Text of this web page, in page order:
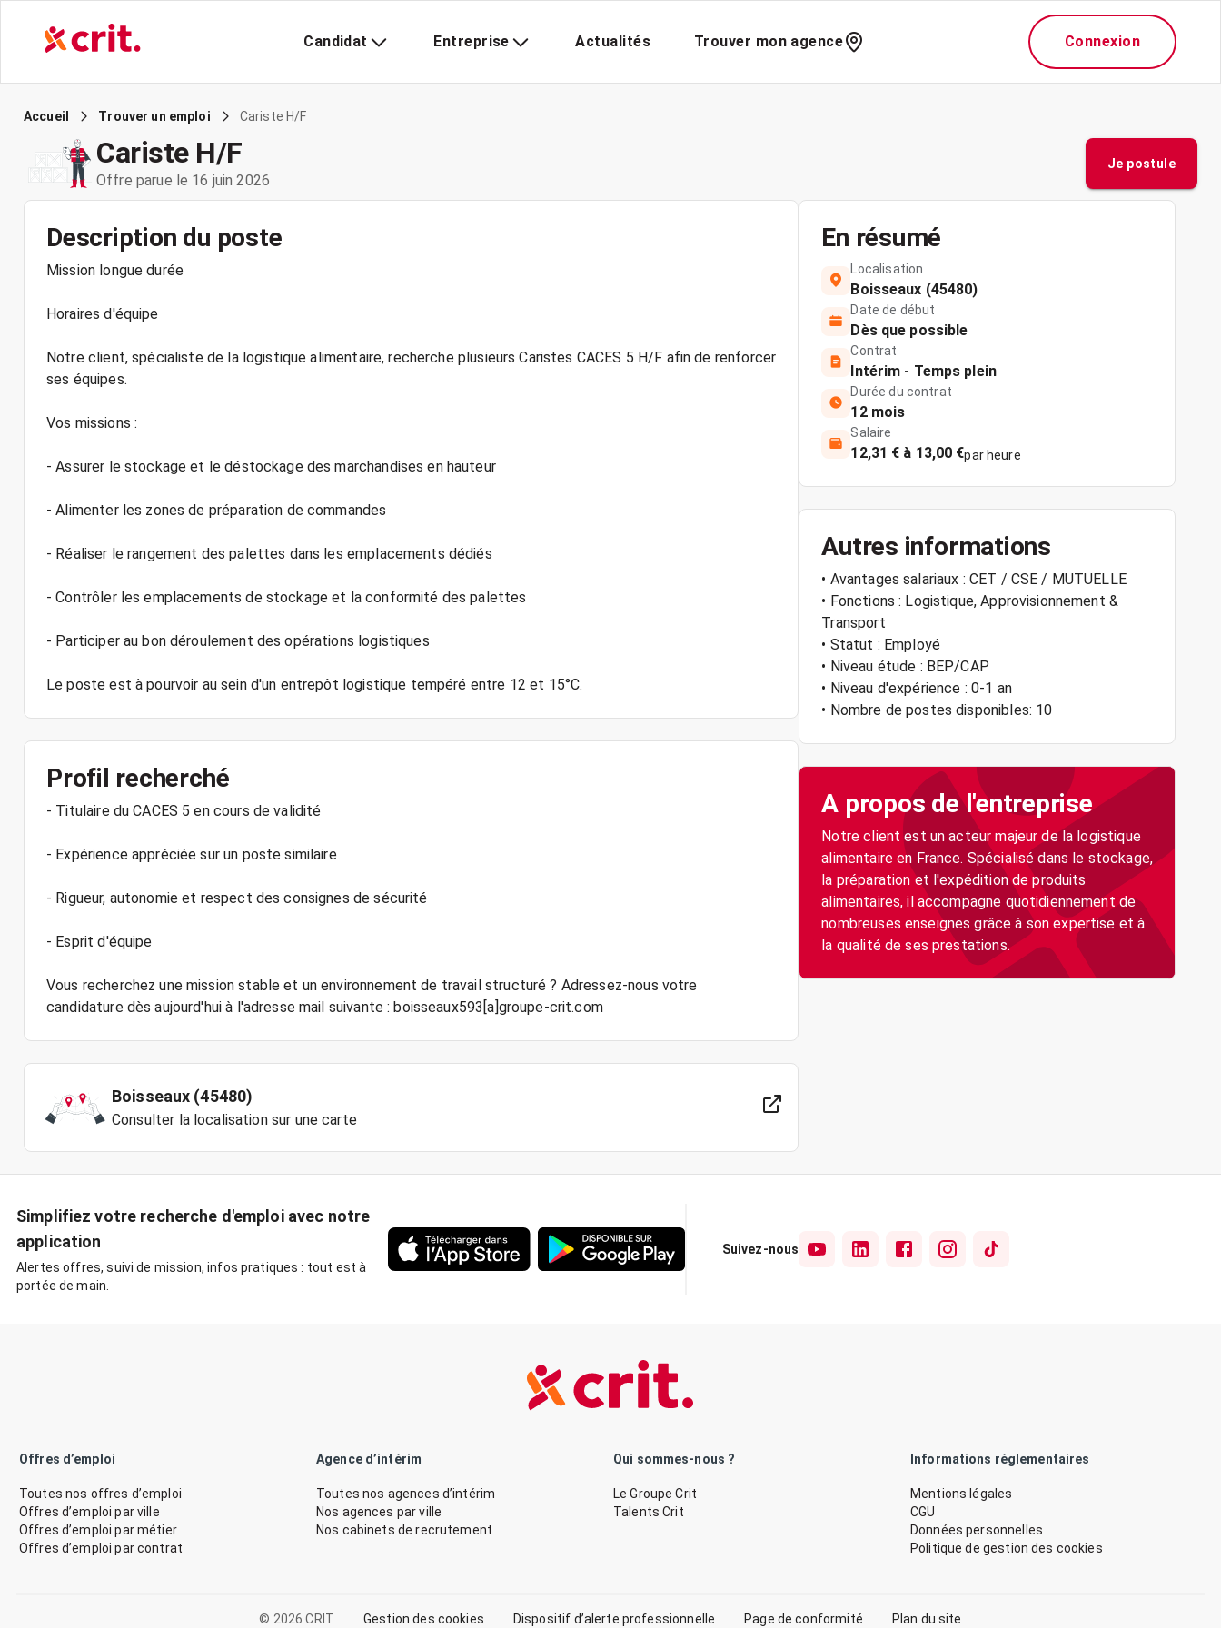
Candidat Entreprise Actualités Trouver mon agence Connexion
Accueil Trouver un emploi Cariste H/F
Cariste H/F
Offre parue le 16 juin 2026
Je postule
Description du poste
Mission longue durée
Horaires d'équipe
Notre client, spécialiste de la logistique alimentaire, recherche plusieurs Caristes CACES 5 H/F afin de renforcer
ses équipes.
Vos missions :
- Assurer le stockage et le déstockage des marchandises en hauteur
- Alimenter les zones de préparation de commandes
- Réaliser le rangement des palettes dans les emplacements dédiés
- Contrôler les emplacements de stockage et la conformité des palettes
- Participer au bon déroulement des opérations logistiques
Le poste est à pourvoir au sein d'un entrepôt logistique tempéré entre 12 et 15°C.
Profil recherché
- Titulaire du CACES 5 en cours de validité
- Expérience appréciée sur un poste similaire
- Rigueur, autonomie et respect des consignes de sécurité
- Esprit d'équipe
Vous recherchez une mission stable et un environnement de travail structuré ? Adressez-nous votre
candidature dès aujourd'hui à l'adresse mail suivante : boisseaux593[a]groupe-crit.com
Boisseaux (45480)
Consulter la localisation sur une carte
En résumé
Localisation
Boisseaux (45480)
Date de début
Dès que possible
Contrat
Intérim - Temps plein
Durée du contrat
12 mois
Salaire
12,31 € à 13,00 €par heure
Autres informations
• Avantages salariaux : CET / CSE / MUTUELLE
• Fonctions : Logistique, Approvisionnement &
Transport
• Statut : Employé
• Niveau étude : BEP/CAP
• Niveau d'expérience : 0-1 an
• Nombre de postes disponibles: 10
A propos de l'entreprise
Notre client est un acteur majeur de la logistique
alimentaire en France. Spécialisé dans le stockage,
la préparation et l'expédition de produits
alimentaires, il accompagne quotidiennement de
nombreuses enseignes grâce à son expertise et à
la qualité de ses prestations.
Simplifiez votre recherche d'emploi avec notre
application
Alertes offres, suivi de mission, infos pratiques : tout est à
portée de main.
Suivez-nous
Offres d’emploi
Toutes nos offres d’emploi
Offres d’emploi par ville
Offres d’emploi par métier
Offres d’emploi par contrat
Agence d’intérim
Toutes nos agences d’intérim
Nos agences par ville
Nos cabinets de recrutement
Qui sommes-nous ?
Le Groupe Crit
Talents Crit
Informations réglementaires
Mentions légales
CGU
Données personnelles
Politique de gestion des cookies
© 2026 CRIT Gestion des cookies Dispositif d’alerte professionnelle Page de conformité Plan du site